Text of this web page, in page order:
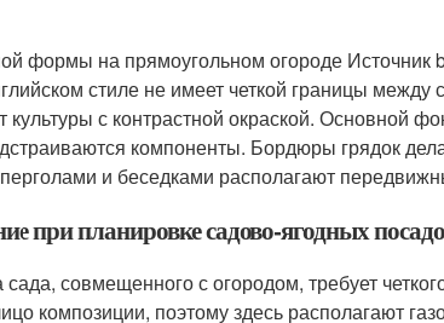
формы на прямоугольном огороде Источник
стиле не имеет четкой границы
культуры с контрастной окраской. Основной
компоненты. Бордюры грядок
и беседками располагают
при планировке садово-ягодных
совмещенного с огородом, требует
композиции, поэтому здесь располагают